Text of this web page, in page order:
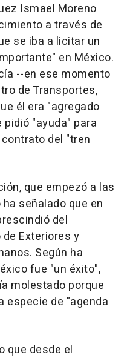
Ismael Moreno
a través de
se iba a licitar un
en México.
--en ese momento
de Transportes,
él era "agregado
"ayuda" para
del "tren
que empezó a las
señalado que en
del
Exteriores y
Según ha
fue "un éxito",
molestado porque
especie de "agenda
que desde el